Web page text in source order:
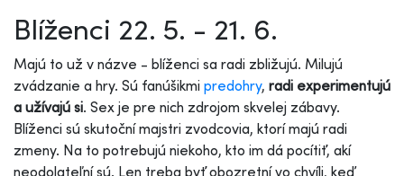
Blíženci 22. 5. - 21. 6.
Majú to už v názve - blíženci sa radi zbližujú. Milujú
zvádzanie a hry. Sú fanúšikmi predohry, radi experimentujú
a užívajú si. Sex je pre nich zdrojom skvelej zábavy.
Blíženci sú skutoční majstri zvodcovia, ktorí majú radi
zmeny. Na to potrebujú niekoho, kto im dá pocítiť, akí
neodolateľní sú. Len treba byť obozretní vo chvíli, keď